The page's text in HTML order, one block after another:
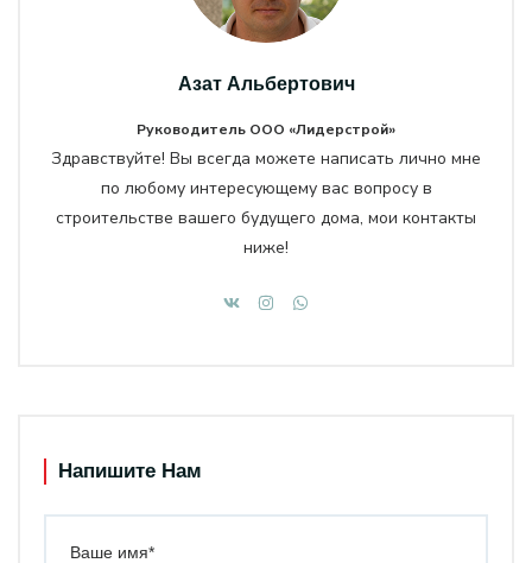
Азат Альбертович
Руководитель ООО «Лидерстрой»
Здравствуйте! Вы всегда можете написать лично мне
по любому интересующему вас вопросу в
строительстве вашего будущего дома, мои контакты
ниже!
Напишите Нам